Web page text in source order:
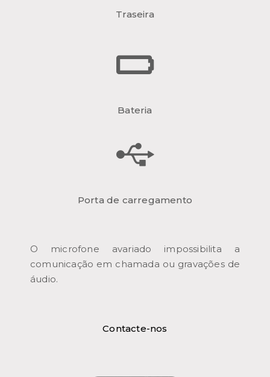
Traseira
Bateria
Porta de carregamento
O microfone avariado impossibilita a
comunicação em chamada ou gravações de
áudio.
Contacte-nos